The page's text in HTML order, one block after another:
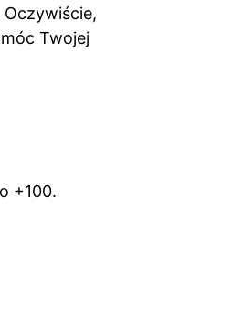
Twojej
+100.